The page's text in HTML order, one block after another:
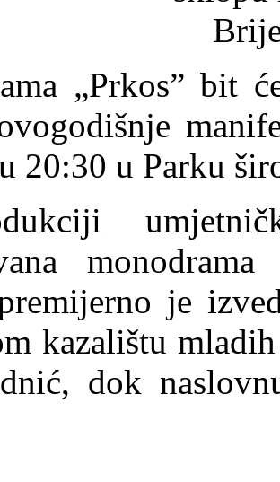
„Prkos” bit
20:30 u Parku
je
kazalištu
dok